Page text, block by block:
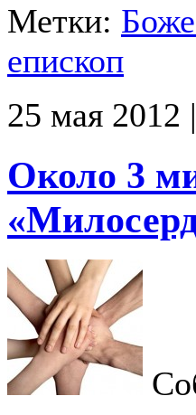
Метки:
епископ
25 мая 2012 |
Около 3